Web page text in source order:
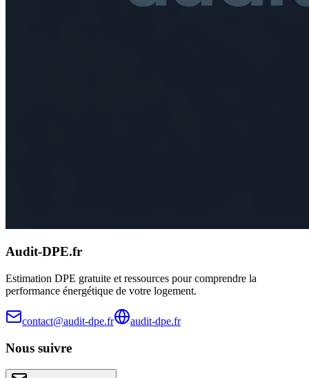
Audit-DPE.fr
Estimation DPE gratuite et ressources pour comprendre la
performance énergétique de votre logement.
contact@audit-dpe.fr audit-dpe.fr
Nous suivre